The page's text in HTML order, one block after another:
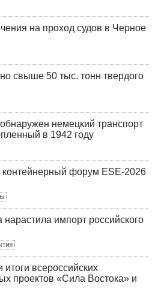
на проход судов в Черное
свыше 50 тыс. тонн твердого
немецкий транспорт
в 1942 году
форум ESE-2026
нарастила импорт российского
всероссийских
проектов «Сила Востока» и